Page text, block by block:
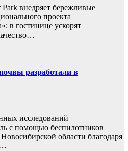
внедряет бережливые
проекта
в гостинице ускорят
разработали в
исследований
с помощью беспилотников
области благодаря